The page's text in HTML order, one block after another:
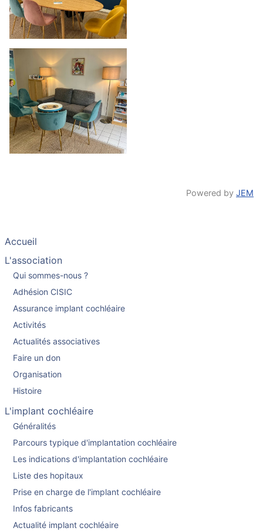
Powered by JEM
Accueil
L'association
Qui sommes-nous ?
Adhésion CISIC
Assurance implant cochléaire
Activités
Actualités associatives
Faire un don
Organisation
Histoire
L'implant cochléaire
Généralités
Parcours typique d'implantation cochléaire
Les indications d'implantation cochléaire
Liste des hopitaux
Prise en charge de l'implant cochléaire
Infos fabricants
Actualité implant cochléaire